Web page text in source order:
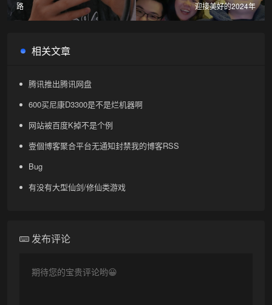
路
迎接美好的2024年
相关文章
腾讯推出腾讯网盘
600买尼康D3300是不是烂机器啊
网站被百度K掉不是个例
壹個博客聚合平台无通知封禁我的博客RSS
Bug
有没有大型仙剑/修仙类游戏
发布评论